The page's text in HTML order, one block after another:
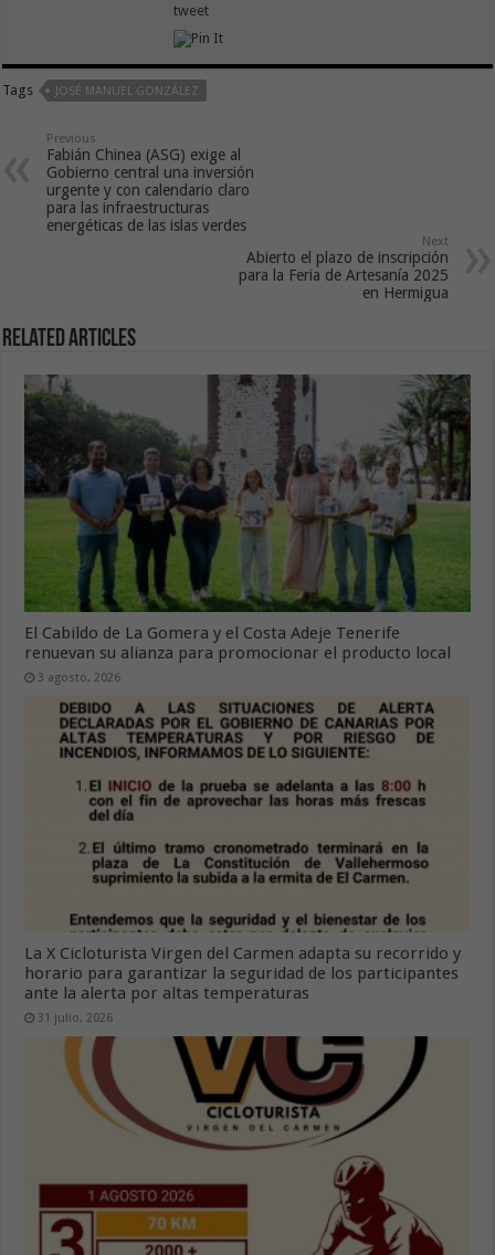
tweet
Tags JOSÉ MANUEL GONZÁLEZ
Previous
Fabián Chinea (ASG) exige al
Gobierno central una inversión
urgente y con calendario claro
para las infraestructuras
energéticas de las islas verdes
Next
Abierto el plazo de inscripción
para la Feria de Artesanía 2025
en Hermigua
Related Articles
El Cabildo de La Gomera y el Costa Adeje Tenerife
renuevan su alianza para promocionar el producto local
3 agosto, 2026
La X Cicloturista Virgen del Carmen adapta su recorrido y
horario para garantizar la seguridad de los participantes
ante la alerta por altas temperaturas
31 julio, 2026